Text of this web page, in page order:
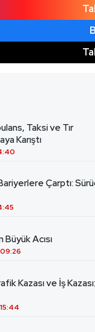
Taksi ve Tır
Karıştı
Çarptı:
Büyük Acısı
09:26
Kazası ve İş
15:44